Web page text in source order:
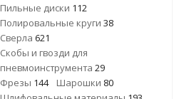
Пильные диски 112
Полировальные круги 38
Сверла 621
Скобы и гвозди для
пневмоинструмента 29
Фрезы 144 Шарошки 80